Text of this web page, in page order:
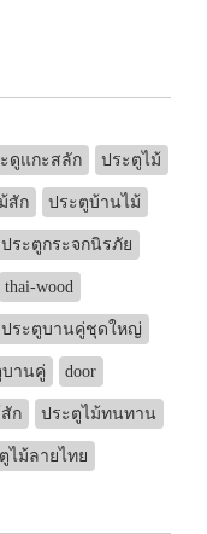
ดูแกะสลัก ประตูไม้
สัก ประตูบ้านไม้
ประตูกระจกนิรภัย
thai-wood
ประตูบานคู่ชุดใหญ่
บานคู่ door
ก ประตูไม้ทนทาน
ไม้ลายไทย